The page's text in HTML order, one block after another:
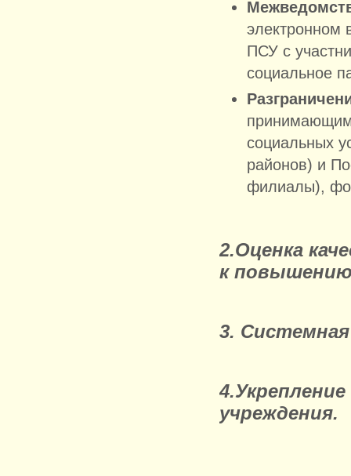
электронном
ПСУ с
социальное
социальных
районов) и
филиалы),
2.Оценка
к
3.
учреждения.